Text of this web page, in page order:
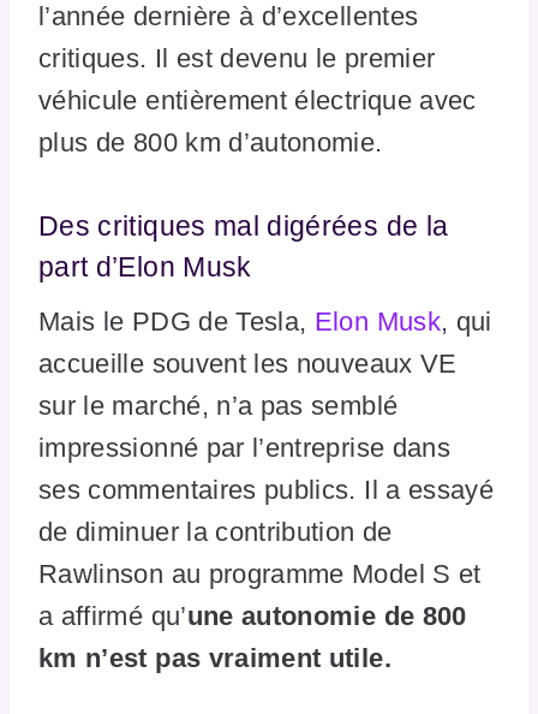
l’année dernière à d’excellentes
critiques. Il est devenu le premier
véhicule entièrement électrique avec
plus de 800 km d’autonomie.
Des critiques mal digérées de la
part d’Elon Musk
Mais le PDG de Tesla, Elon Musk, qui
accueille souvent les nouveaux VE
sur le marché, n’a pas semblé
impressionné par l’entreprise dans
ses commentaires publics. Il a essayé
de diminuer la contribution de
Rawlinson au programme Model S et
a affirmé qu’une autonomie de 800
km n’est pas vraiment utile.